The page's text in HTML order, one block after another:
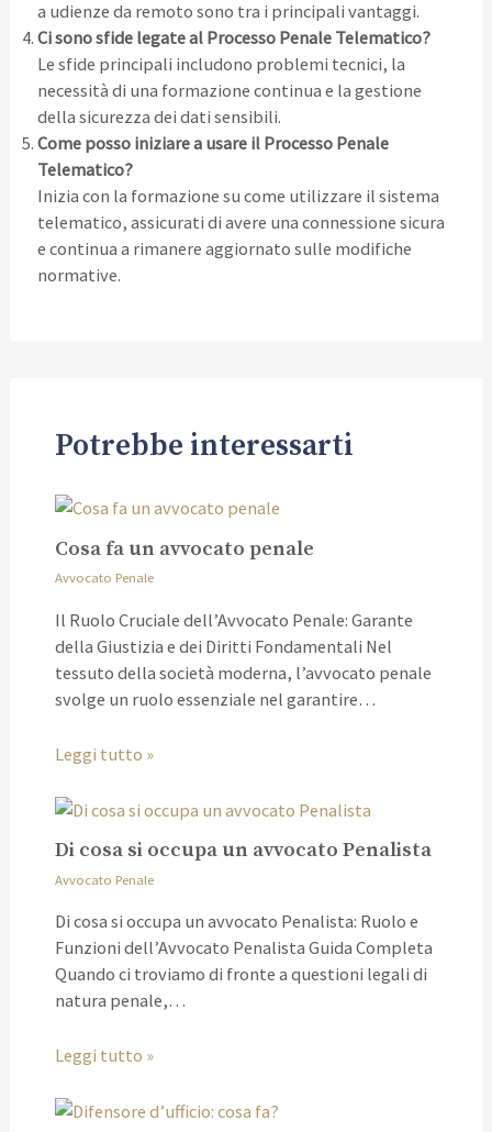
a udienze da remoto sono tra i principali vantaggi.
Ci sono sfide legate al Processo Penale Telematico?
Le sfide principali includono problemi tecnici, la
necessità di una formazione continua e la gestione
della sicurezza dei dati sensibili.
Come posso iniziare a usare il Processo Penale
Telematico?
Inizia con la formazione su come utilizzare il sistema
telematico, assicurati di avere una connessione sicura
e continua a rimanere aggiornato sulle modifiche
normative.
Potrebbe interessarti
Cosa fa un avvocato penale
Avvocato Penale
Il Ruolo Cruciale dell’Avvocato Penale: Garante
della Giustizia e dei Diritti Fondamentali Nel
tessuto della società moderna, l’avvocato penale
svolge un ruolo essenziale nel garantire…
Leggi tutto »
Di cosa si occupa un avvocato Penalista
Avvocato Penale
Di cosa si occupa un avvocato Penalista: Ruolo e
Funzioni dell’Avvocato Penalista Guida Completa
Quando ci troviamo di fronte a questioni legali di
natura penale,…
Leggi tutto »